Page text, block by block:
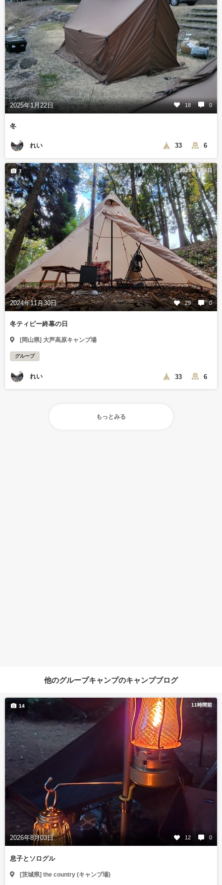
2025年1月22日 18 0
冬
れい 33 6
2025年1月6日
2024年11月30日 29 0
7
冬ティピー終幕の日
[岡山県] 大芦高原キャンプ場
グループ
れい 33 6
もっとみる
他のグループキャンプのキャンプブログ
11時間前
2026年8月03日 12 0
14
息子とソログル
[茨城県] the country (キャンプ場)